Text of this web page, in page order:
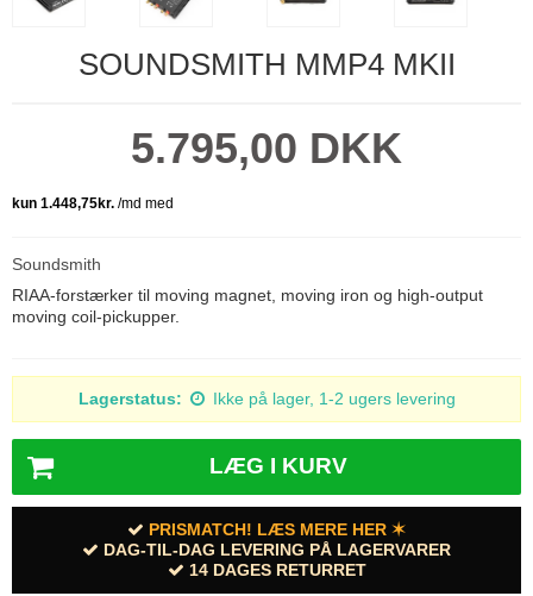
SOUNDSMITH MMP4 MKII
5.795,00 DKK
Soundsmith
RIAA-forstærker til moving magnet, moving iron og high-output
moving coil-pickupper.
Lagerstatus: Ikke på lager, 1-2 ugers levering
LÆG I KURV
PRISMATCH! LÆS MERE HER ✶
DAG-TIL-DAG LEVERING PÅ LAGERVARER
14 DAGES RETURRET